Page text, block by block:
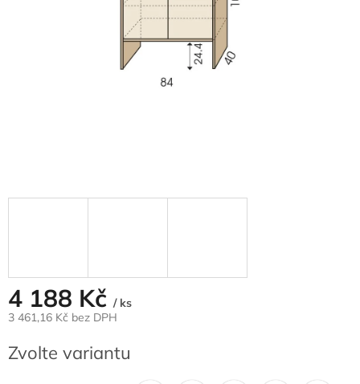
4 188 Kč / ks
3 461,16 Kč bez DPH
cena:
Zvolte variantu